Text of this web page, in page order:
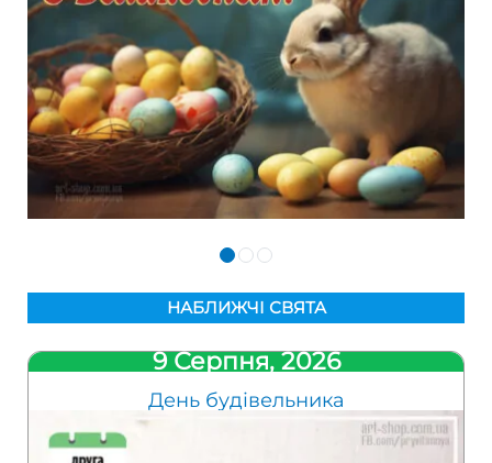
НАБЛИЖЧІ СВЯТА
9 Серпня, 2026
День будівельника